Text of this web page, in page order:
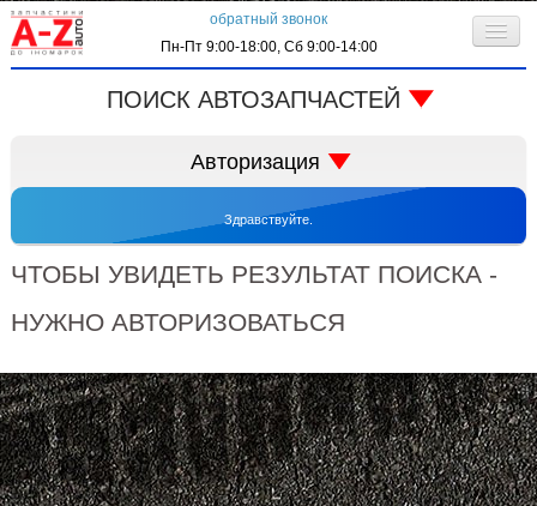
обратный звонок
Пн-Пт 9:00-18:00, Сб 9:00-14:00
О компании
Контактная информация
ПОИСК АВТОЗАПЧАСТЕЙ
Авторизация
Здравствуйте.
автоматически входить в систему
регистрация забыли пароль
ЧТОБЫ УВИДЕТЬ РЕЗУЛЬТАТ ПОИСКА -
НУЖНО АВТОРИЗОВАТЬСЯ